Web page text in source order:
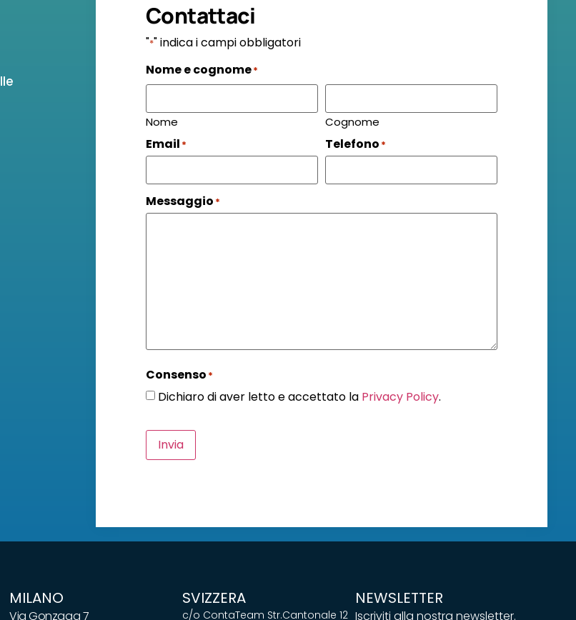
Contattaci
"*" indica i campi obbligatori
Nome e cognome*
Nome Cognome
Email * Telefono *
Messaggio *
Consenso *
Dichiaro di aver letto e accettato la Privacy Policy.
Invia
MILANO
Via Gonzaga 7
SVIZZERA
c/o ContaTeam Str.Cantonale 12
NEWSLETTER
Iscriviti alla nostra newsletter.